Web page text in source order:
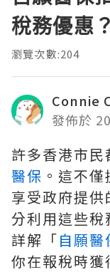
稅務優惠？
瀏覽次數:204
Connie
發佈於
許多香港市
醫保 。這不
享受政府提
分利用這些
詳解「自願醫
你在報稅時獲